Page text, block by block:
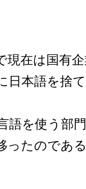
現在は国有
日本語を捨
語を使う部
ったのであ